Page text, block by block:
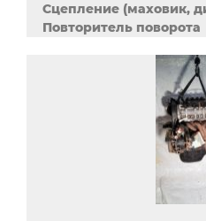
Сцепление (маховик,
Повторитель поворота
Электронный блок
АКПП, МКПП (коробка